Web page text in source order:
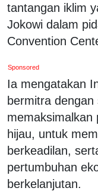
tantangan iklim
Jokowi dalam
Convention
Sponsored
Ia mengatakan
bermitra
memaksimalkan
hijau, untuk
berkeadilan,
pertumbuhan
berkelanjutan.